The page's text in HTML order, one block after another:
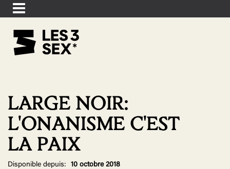
LARGE NOIR:
L'ONANISME C'EST
LA PAIX
Disponible depuis: 10 octobre 2018